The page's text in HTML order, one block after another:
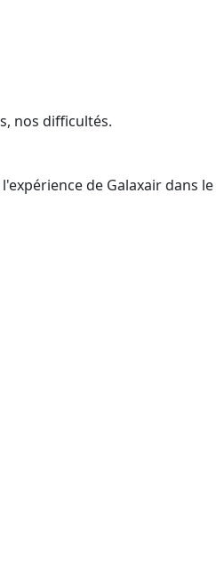
nos difficultés.
de Galaxair dans